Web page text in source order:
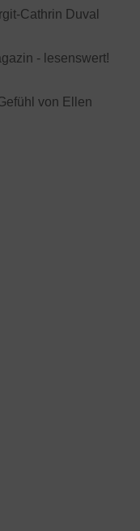
Cathrin Duval
- lesenswert!
von Ellen